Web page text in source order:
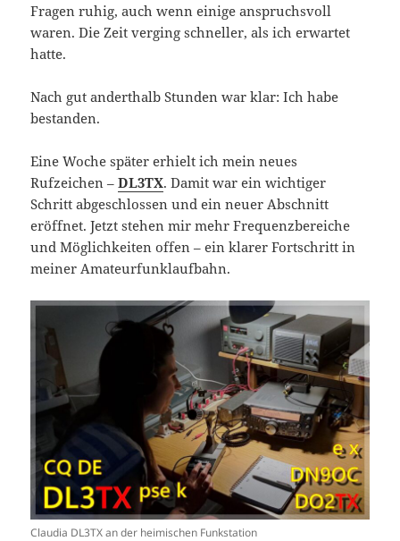
Fragen ruhig, auch wenn einige anspruchsvoll
waren. Die Zeit verging schneller, als ich erwartet
hatte.
Nach gut anderthalb Stunden war klar: Ich habe
bestanden.
Eine Woche später erhielt ich mein neues
Rufzeichen –DL3TX. Damit war ein wichtiger
Schritt abgeschlossen und ein neuer Abschnitt
eröffnet. Jetzt stehen mir mehr Frequenzbereiche
und Möglichkeiten offen – ein klarer Fortschritt in
meiner Amateurfunklaufbahn.
Claudia DL3TX an der heimischen Funkstation